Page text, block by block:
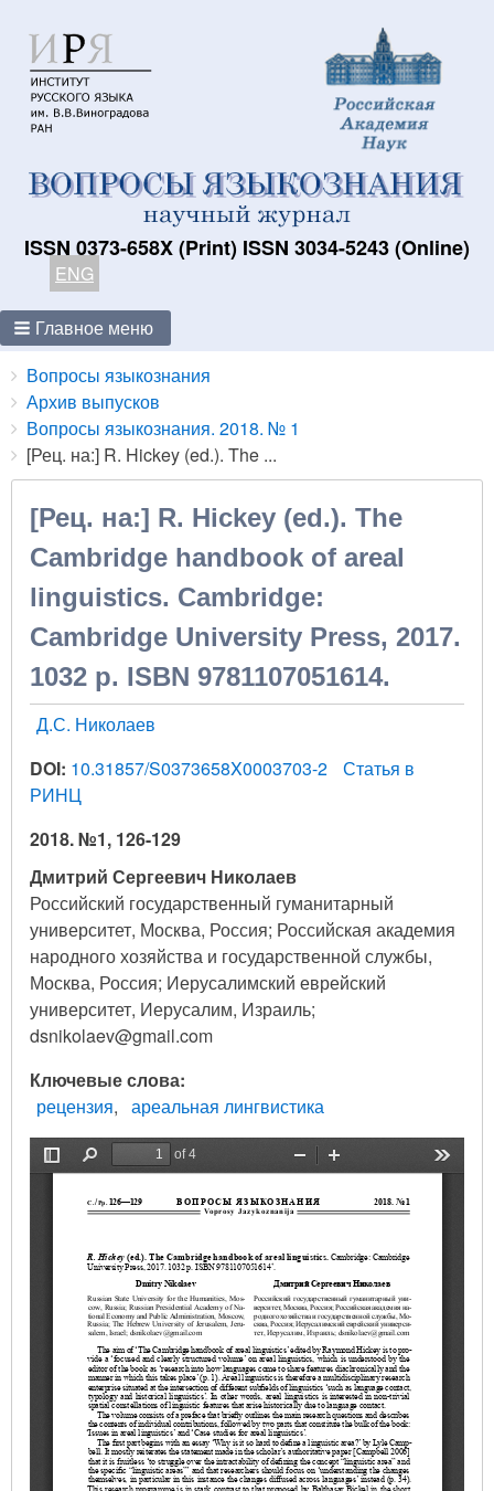
ISSN 0373-658X (Print) ISSN 3034-5243 (Online)
ENG
Главное меню
Breadcrumbs
You
are
here:
Вопросы языкознания
Архив выпусков
Вопросы языкознания. 2018. № 1
[Рец. на:] R. Hickey (ed.). The ...
[Рец. на:] R. Hickey (ed.). The
Cambridge handbook of areal
linguistics. Cambridge:
Cambridge University Press, 2017.
1032 p. ISBN 9781107051614.
Д.С. Николаев
DOI: 10.31857/S0373658X0003703-2
Статья в
РИНЦ
2018. №1, 126-129
Дмитрий Сергеевич Николаев
Российский государственный гуманитарный
университет, Москва, Россия; Российская академия
народного хозяйства и государственной службы,
Москва, Россия; Иерусалимский еврейский
университет, Иерусалим, Израиль;
dsnikolaev@gmail.com
Ключевые слова
рецензия
ареальная лингвистика